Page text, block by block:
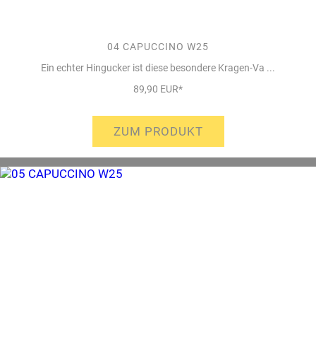
04 CAPUCCINO W25
Ein echter Hingucker ist diese besondere Kragen-Va ...
89,90 EUR*
ZUM PRODUKT